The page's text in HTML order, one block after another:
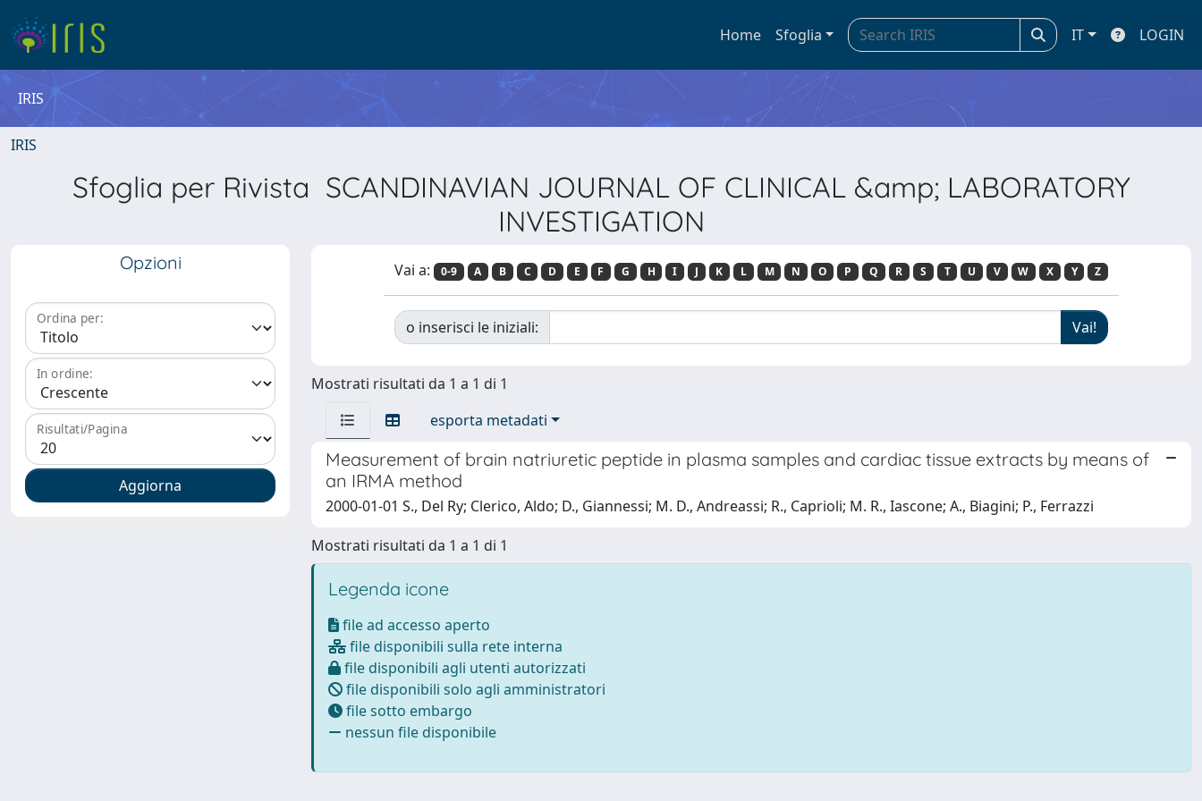
Home Sfoglia IT LOGIN
IRIS
IRIS
Sfoglia per Rivista SCANDINAVIAN JOURNAL OF CLINICAL &amp; LABORATORY
INVESTIGATION
Opzioni
Ordina per:
In ordine:
Risultati/Pagina
Vai a: 0-9 A B C D E F G H I J K L M N O P Q R S T U V W X Y Z
o inserisci le iniziali:
Mostrati risultati da 1 a 1 di 1
esporta metadati
Measurement of brain natriuretic peptide in plasma samples and cardiac tissue extracts by means of
an IRMA method
2000-01-01 S., Del Ry; Clerico, Aldo; D., Giannessi; M. D., Andreassi; R., Caprioli; M. R., Iascone; A., Biagini; P., Ferrazzi
Mostrati risultati da 1 a 1 di 1
Legenda icone
file ad accesso aperto
file disponibili sulla rete interna
file disponibili agli utenti autorizzati
file disponibili solo agli amministratori
file sotto embargo
nessun file disponibile